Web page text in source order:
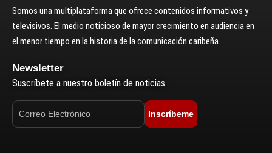
Somos una multiplataforma que ofrece contenidos informativos y
televisivos. El medio noticioso de mayor crecimiento en audiencia en
el menor tiempo en la historia de la comunicación caribeña.
Newsletter
Suscríbete a nuestro boletín de noticias.
Inscríbeme